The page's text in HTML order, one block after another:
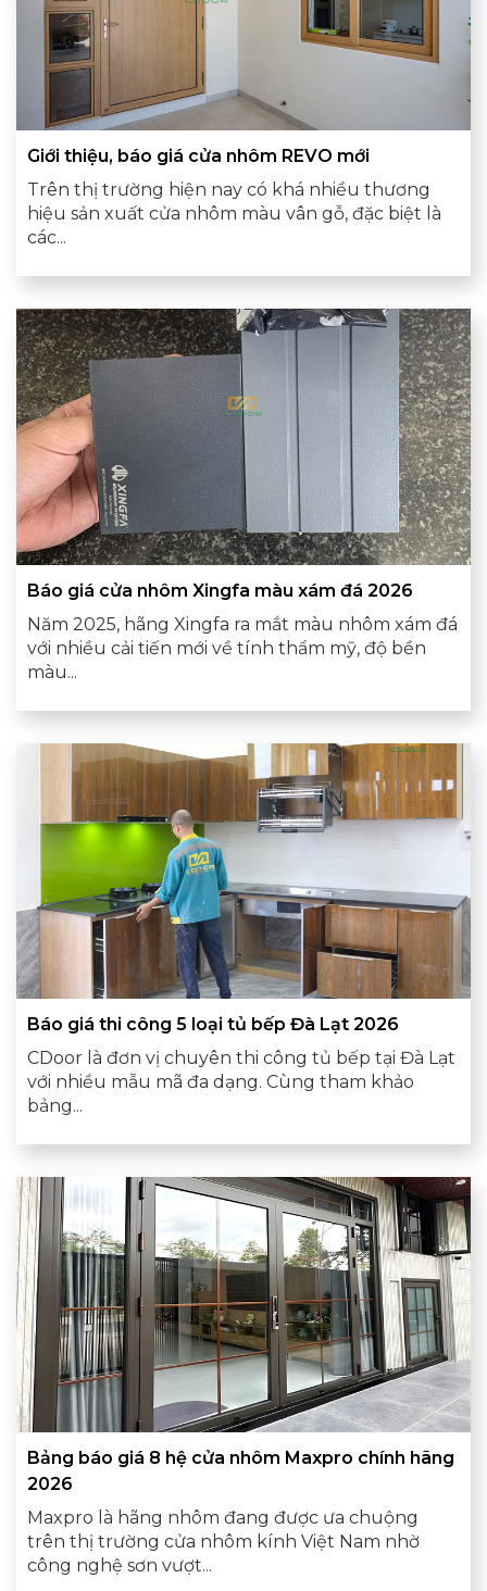
Giới thiệu, báo giá cửa nhôm REVO mới
Trên thị trường hiện nay có khá nhiều thương
hiệu sản xuất cửa nhôm màu vân gỗ, đặc biệt là
các...
Báo giá cửa nhôm Xingfa màu xám đá 2026
Năm 2025, hãng Xingfa ra mắt màu nhôm xám đá
với nhiều cải tiến mới về tính thẩm mỹ, độ bền
màu...
Báo giá thi công 5 loại tủ bếp Đà Lạt 2026
CDoor là đơn vị chuyên thi công tủ bếp tại Đà Lạt
với nhiều mẫu mã đa dạng. Cùng tham khảo
bảng...
Bảng báo giá 8 hệ cửa nhôm Maxpro chính hãng
2026
Maxpro là hãng nhôm đang được ưa chuộng
trên thị trường cửa nhôm kính Việt Nam nhờ
công nghệ sơn vượt...